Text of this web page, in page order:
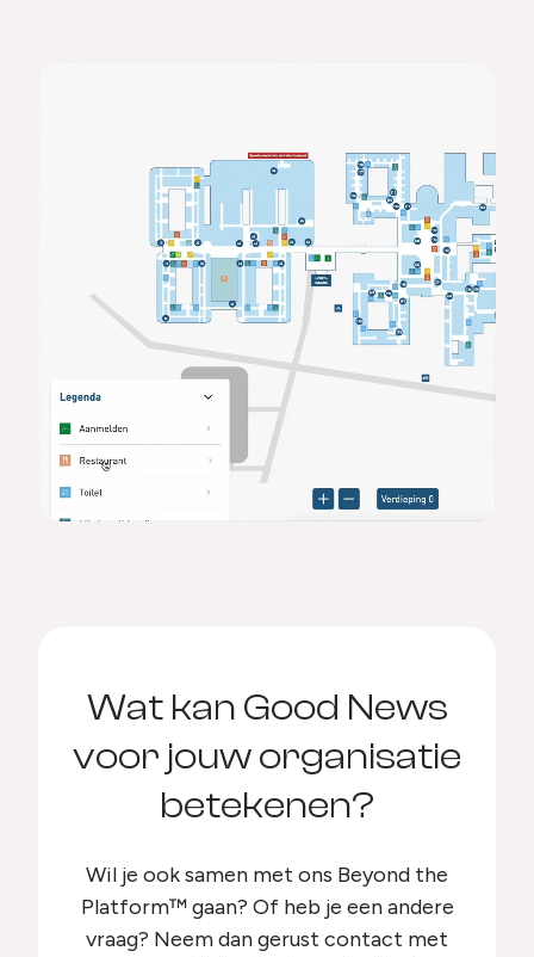
Wat kan Good News
voor jouw organisatie
betekenen?
Wil je ook samen met ons Beyond the
Platform™ gaan? Of heb je een andere
vraag? Neem dan gerust contact met